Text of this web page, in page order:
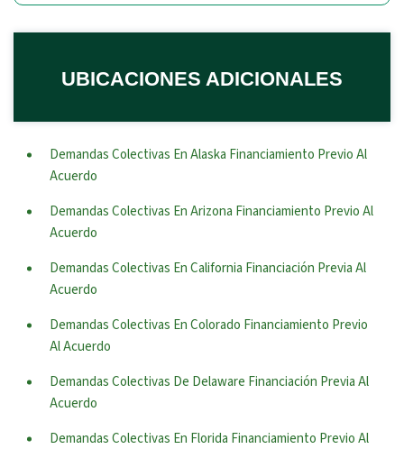
UBICACIONES ADICIONALES
Demandas Colectivas En Alaska Financiamiento Previo Al
Acuerdo
Demandas Colectivas En Arizona Financiamiento Previo Al
Acuerdo
Demandas Colectivas En California Financiación Previa Al
Acuerdo
Demandas Colectivas En Colorado Financiamiento Previo
Al Acuerdo
Demandas Colectivas De Delaware Financiación Previa Al
Acuerdo
Demandas Colectivas En Florida Financiamiento Previo Al